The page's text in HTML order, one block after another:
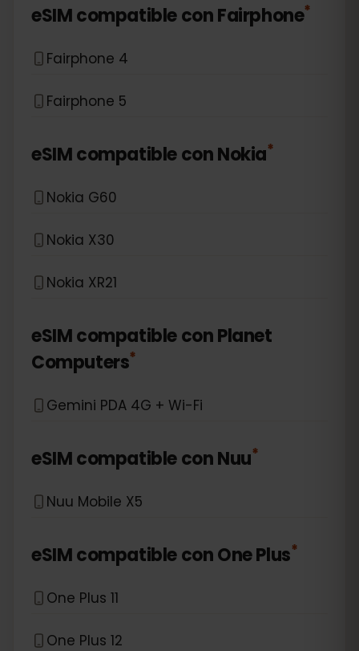
eSIM compatible conFairphone*
Fairphone 4
Fairphone 5
eSIM compatible conNokia*
Nokia G60
Nokia X30
Nokia XR21
eSIM compatible conPlanet
Computers*
Gemini PDA 4G + Wi-Fi
eSIM compatible conNuu*
Nuu Mobile X5
eSIM compatible conOne Plus*
One Plus 11
One Plus 12